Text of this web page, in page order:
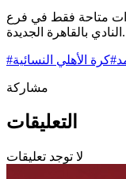
متاحة فقط في فرع
النادي بالقاهرة الجديدة.
# #كرة الأهلي النسائية
مشاركة
التعليقات
لا توجد تعليقات